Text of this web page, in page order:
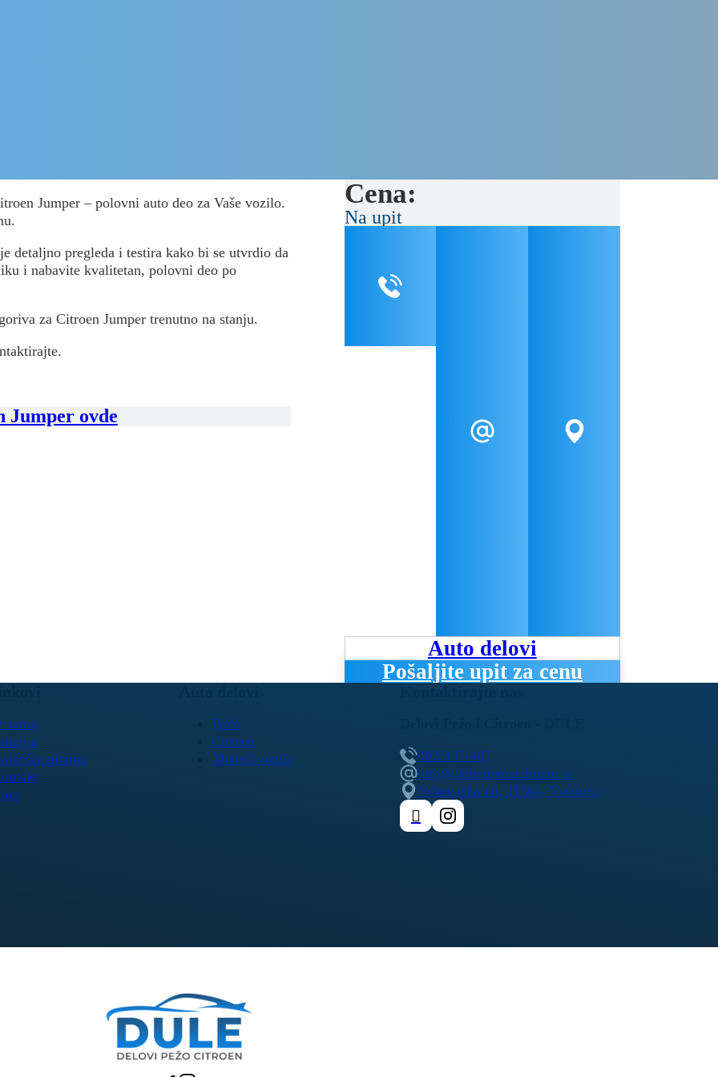
Jumper – polovni auto deo za Vaše vozilo.
detaljno pregleda i testira kako bi se utvrdio da
i nabavite kvalitetan, polovni deo po
za Citroen Jumper trenutno na stanju.
Jumper ovde
Cena:
Na upit
Auto delovi
Pošaljite upit za cenu
nama
pitanja
Pežo
Citroen
Modeli vozila
062/307-407
info@delovipezocitroen.rs
Vrbovačka bb, 11564, Vrbovno